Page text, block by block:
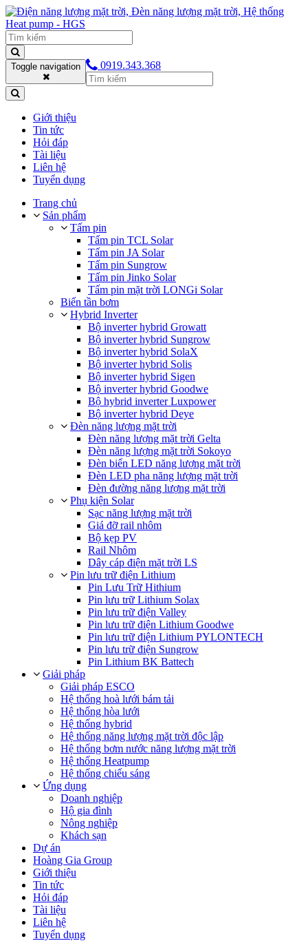
Toggle navigation 0919.343.368
Giới thiệu
Tin tức
Hỏi đáp
Tài liệu
Liên hệ
Tuyển dụng
Trang chủ
Sản phẩm
Tấm pin
Tấm pin TCL Solar
Tấm pin JA Solar
Tấm pin Sungrow
Tấm pin Jinko Solar
Tấm pin mặt trời LONGi Solar
Biến tần bơm
Hybrid Inverter
Bộ inverter hybrid Growatt
Bộ inverter hybrid Sungrow
Bộ inverter hybrid SolaX
Bộ inverter hybrid Solis
Bộ inverter hybrid Sigen
Bộ inverter hybrid Goodwe
Bộ hybrid inverter Luxpower
Bộ inverter hybrid Deye
Đèn năng lượng mặt trời
Đèn năng lượng mặt trời Gelta
Đèn năng lượng mặt trời Sokoyo
Đèn biển LED năng lượng mặt trời
Đèn LED pha năng lượng mặt trời
Đèn đường năng lượng mặt trời
Phụ kiện Solar
Sạc năng lượng mặt trời
Giá đỡ rail nhôm
Bộ kẹp PV
Rail Nhôm
Dây cáp điện mặt trời LS
Pin lưu trữ điện Lithium
Pin Lưu Trữ Hithium
Pin lưu trữ Lithium Solax
Pin lưu trữ điện Valley
Pin lưu trữ điện Lithium Goodwe
Pin lưu trữ điện Lithium PYLONTECH
Pin lưu trữ điện Sungrow
Pin Lithium BK Battech
Giải pháp
Giải pháp ESCO
Hệ thống hoà lưới bám tải
Hệ thống hòa lưới
Hệ thống hybrid
Hệ thống năng lượng mặt trời độc lập
Hệ thống bơm nước năng lượng mặt trời
Hệ thống Heatpump
Hệ thống chiếu sáng
Ứng dụng
Doanh nghiệp
Hộ gia đình
Nông nghiệp
Khách sạn
Dự án
Hoàng Gia Group
Giới thiệu
Tin tức
Hỏi đáp
Tài liệu
Liên hệ
Tuyển dụng